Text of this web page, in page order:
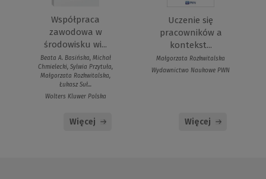
Współpraca
zawodowa w
środowisku wi...
Beata A. Basińska, Michał
Chmielecki, Sylwia Przytuła,
Małgorzata Rozkwitalska,
Łukasz Suł...
Wolters Kluwer Polska
Więcej
Uczenie się
pracowników a
kontekst...
Małgorzata Rozkwitalska
Wydawnictwo Naukowe PWN
Więcej